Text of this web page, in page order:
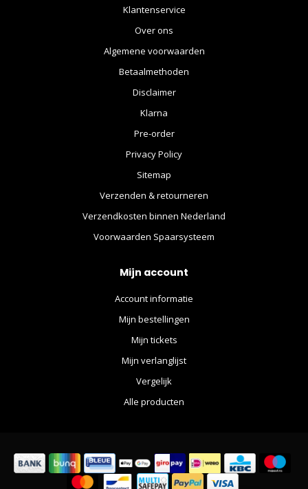
Klantenservice
Over ons
Algemene voorwaarden
Betaalmethoden
Disclaimer
Klarna
Pre-order
Privacy Policy
Sitemap
Verzenden & retourneren
Verzendkosten binnen Nederland
Voorwaarden Spaarsysteem
Mijn account
Account informatie
Mijn bestellingen
Mijn tickets
Mijn verlanglijst
Vergelijk
Alle producten